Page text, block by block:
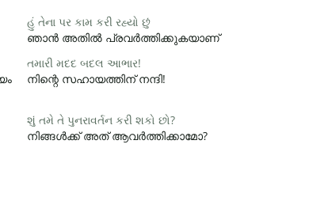
હું તેના પર કામ કરી રહ્યો છું
ഞാൻ അതിൽ പ്രവർത്തിക്കുകയാണ്
તમારી મદદ બદલ આભાર!
നിന്റെ സഹായത്തിന് നന്ദി!
શું તમે તે પુનરાવર્તન કરી શકો છો?
നിങ്ങൾക്ക് അത് ആവർത്തിക്കാമോ?